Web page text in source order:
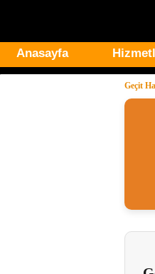
Anasayfa
Geçit